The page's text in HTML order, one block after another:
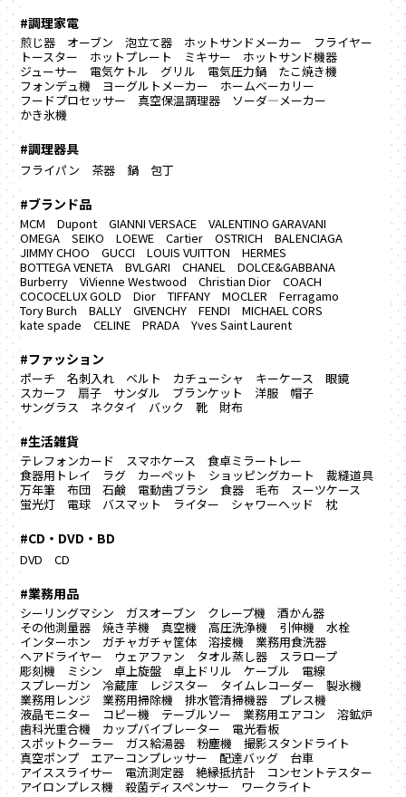
#調理家電
煎じ器 オーブン 泡立て器 ホットサンドメーカー
フライヤー
トースター
ホットプレート ミキサー
ホットサンド機器
ジューサー
電気ケトル グリル 電気圧力鍋
たこ焼き機
フォンデュ機
ヨーグルトメーカー
ホームベーカリー
フードプロセッサー
真空保温調理器
ソーダ―メーカー
かき氷機
#調理器具
フライパン 茶器 鍋 包丁
#ブランド品
MCM Dupont GIANNI VERSACE
VALENTINO GARAVANI
OMEGA
SEIKO LOEWE Cartier OSTRICH
BALENCIAGA
JIMMY CHOO
GUCCI LOUIS VUITTON
HERMES
BOTTEGA VENETA
BVLGARI CHANEL
DOLCE&GABBANA
Burberry
ViVienne Westwood Christian Dior
COACH
COCOCELUX GOLD
Dior TIFFANY MOCLER
Ferragamo
Tory Burch
BALLY GIVENCHY FENDI
MICHAEL CORS
kate spade
CELINE PRADA Yves Saint Laurent
#ファッション
ポーチ 名刺入れ ベルト カチューシャ キーケース
眼鏡
スカーフ
扇子 サンダル ブランケット 洋服
帽子
サングラス
ネクタイ バック 靴 財布
#生活雑貨
テレフォンカード スマホケース
食卓ミラートレー
食器用トレイ
ラグ カーペット ショッピングカート
裁縫道具
万年筆
布団 石鹸 電動歯ブラシ 食器 毛布
スーツケース
蛍光灯
電球 バスマット ライター シャワーヘッド 枕
#CD・DVD・BD
DVD CD
#業務用品
シーリングマシン ガスオーブン クレープ機
酒かん器
その他測量器
焼き芋機 真空機 高圧洗浄機 引伸機
水栓
インターホン
ガチャガチャ筐体 溶接機
業務用食洗器
ヘアドライヤー
ウェアファン タオル蒸し器
スラロープ
彫刻機
ミシン 卓上旋盤 卓上ドリル ケーブル
電線
スプレーガン
冷蔵庫 レジスター タイムレコーダー
製氷機
業務用レンジ
業務用掃除機 排水管清掃機器
プレス機
液晶モニター
コピー機 テーブルソー 業務用エアコン
溶鉱炉
歯科光重合機
カップバイブレーター
電光看板
スポットクーラー
ガス給湯器 粉塵機
撮影スタンドライト
真空ポンプ
エアーコンプレッサー 配達バッグ
台車
アイススライサー
電流測定器 絶縁抵抗計
コンセントテスター
アイロンプレス機
殺菌ディスペンサー ワークライト